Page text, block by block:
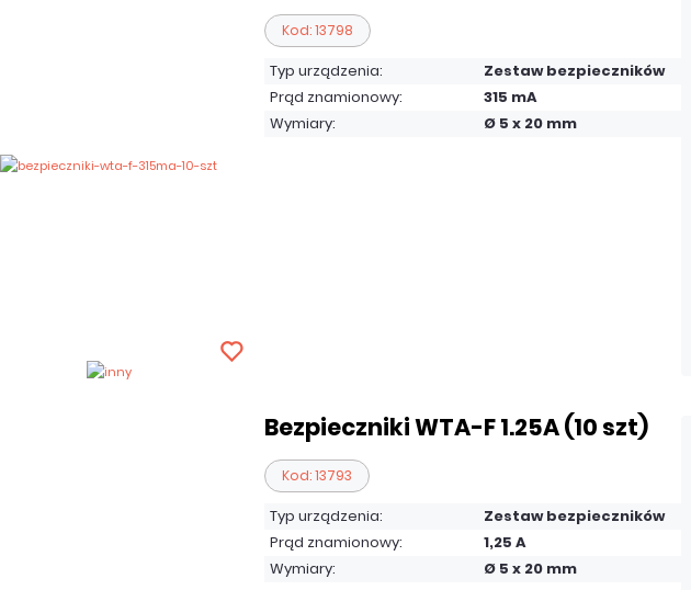
Kod: 13798
Typ urządzenia:
Zestaw bezpieczników
Prąd znamionowy:
315 mA
Wymiary:
Ø 5 x 20 mm
Bezpieczniki WTA-F 1.25A (10 szt)
Kod: 13793
Typ urządzenia:
Zestaw bezpieczników
Prąd znamionowy:
1,25 A
Wymiary:
Ø 5 x 20 mm